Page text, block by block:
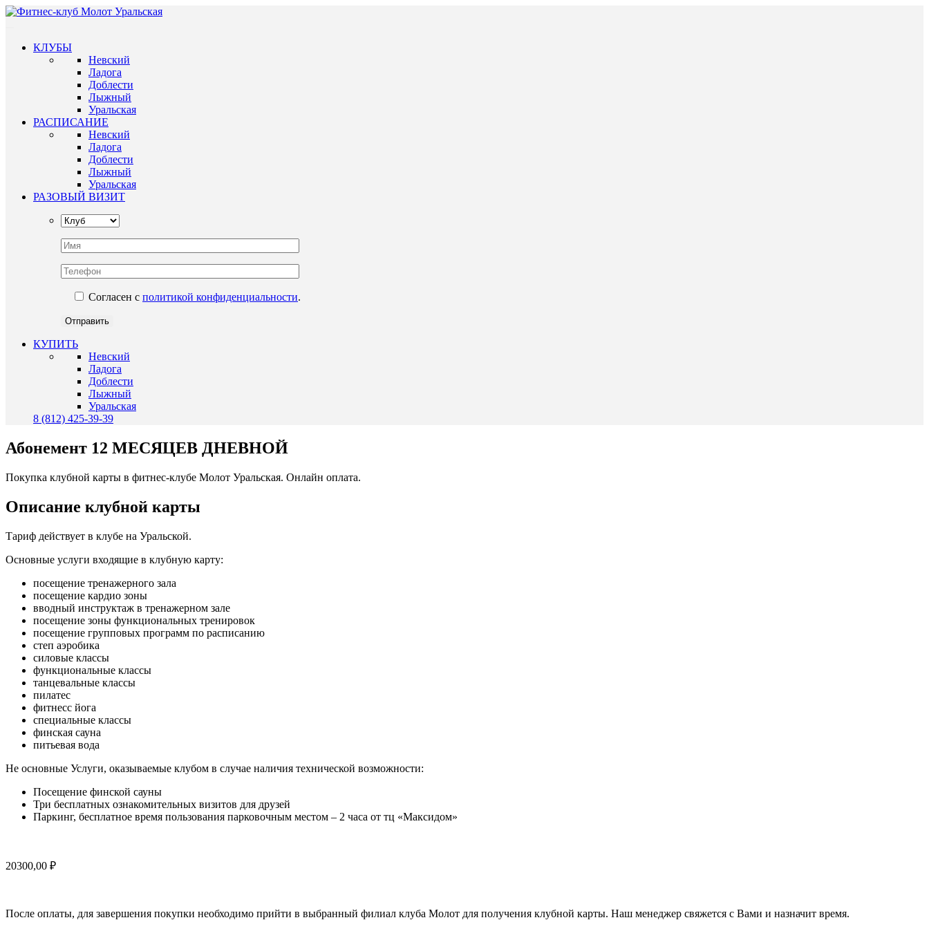
КЛУБЫ
Невский
Ладога
Доблести
Лыжный
Уральская
РАСПИСАНИЕ
Невский
Ладога
Доблести
Лыжный
Уральская
РАЗОВЫЙ ВИЗИТ
Согласен с политикой конфиденциальности.
КУПИТЬ
Невский
Ладога
Доблести
Лыжный
Уральская
8 (812) 425-39-39
Абонемент 12 МЕСЯЦЕВ ДНЕВНОЙ
Покупка клубной карты в фитнес-клубе Молот Уральская. Онлайн оплата.
Описание клубной карты
Тариф действует в клубе на Уральской.
Основные услуги входящие в клубную карту:
посещение тренажерного зала
посещение кардио зоны
вводный инструктаж в тренажерном зале
посещение зоны функциональных тренировок
посещение групповых программ по расписанию
степ аэробика
силовые классы
функциональные классы
танцевальные классы
пилатес
фитнесс йога
специальные классы
финская сауна
питьевая вода
Не основные Услуги, оказываемые клубом в случае наличия технической возможности:
Посещение финской сауны
Три бесплатных ознакомительных визитов для друзей
Паркинг, бесплатное время пользования парковочным местом – 2 часа от тц «Максидом»
20300,00 ₽
После оплаты, для завершения покупки необходимо прийти в выбранный филиал клуба Молот для получения клубной карты. Наш менеджер свяжется с Вами и назначит время.